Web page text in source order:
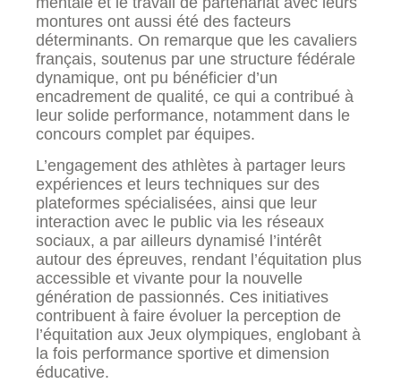
montures ont aussi été des facteurs
déterminants. On remarque que les cavaliers
français, soutenus par une structure fédérale
dynamique, ont pu bénéficier d’un
encadrement de qualité, ce qui a contribué à
leur solide performance, notamment dans le
concours complet par équipes.
L’engagement des athlètes à partager leurs
expériences et leurs techniques sur des
plateformes spécialisées, ainsi que leur
interaction avec le public via les réseaux
sociaux, a par ailleurs dynamisé l’intérêt
autour des épreuves, rendant l’équitation plus
accessible et vivante pour la nouvelle
génération de passionnés. Ces initiatives
contribuent à faire évoluer la perception de
l’équitation aux Jeux olympiques, englobant à
la fois performance sportive et dimension
éducative.